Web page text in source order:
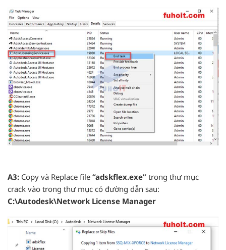
A3: Copy và Replace file “adskflex.exe” trong thư mục
crack vào trong thư mục có đường dẫn sau:
C:\Autodesk\Network License Manager